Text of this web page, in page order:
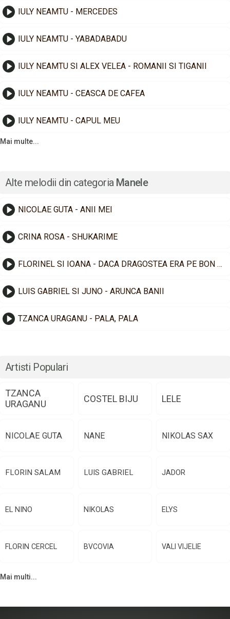
IULY NEAMTU - MERCEDES
IULY NEAMTU - YABADABADU
IULY NEAMTU SI ALEX VELEA - ROMANII SI TIGANII
IULY NEAMTU - CEASCA DE CAFEA
IULY NEAMTU - CAPUL MEU
Mai multe...
Alte melodii din categoria Manele
NICOLAE GUTA - ANII MEI
CRINA ROSA - SHUKARIME
FLORINEL SI IOANA - DACA DRAGOSTEA ERA PE BON FISCAL
LUIS GABRIEL SI JUNO - ARUNCA BANII
TZANCA URAGANU - PALA, PALA
Artisti Populari
TZANCA
URAGANU
COSTEL BIJU LELE
NICOLAE GUTA NANE NIKOLAS SAX
FLORIN SALAM LUIS GABRIEL JADOR
EL NINO NIKOLAS ELYS
FLORIN CERCEL BVCOVIA VALI VIJELIE
Mai multi...